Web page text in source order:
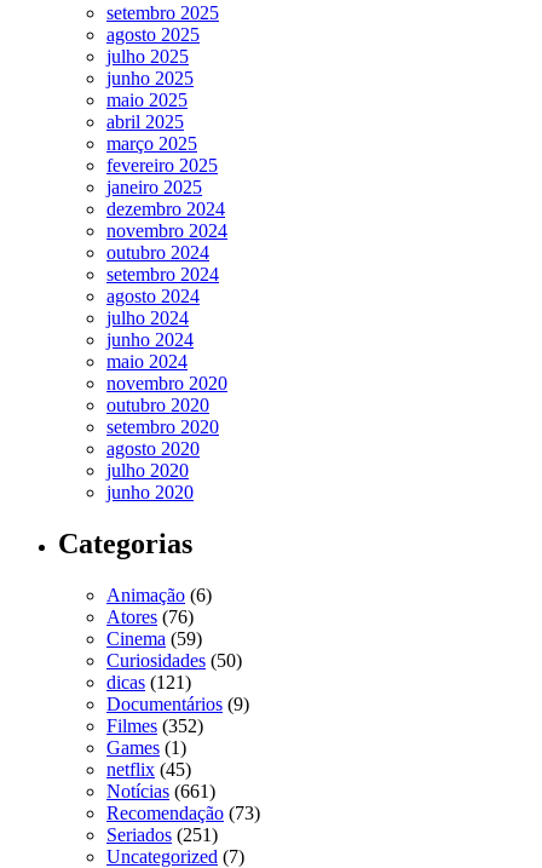
setembro 2025
agosto 2025
julho 2025
junho 2025
maio 2025
abril 2025
março 2025
fevereiro 2025
janeiro 2025
dezembro 2024
novembro 2024
outubro 2024
setembro 2024
agosto 2024
julho 2024
junho 2024
maio 2024
novembro 2020
outubro 2020
setembro 2020
agosto 2020
julho 2020
junho 2020
Categorias
Animação (6)
Atores (76)
Cinema (59)
Curiosidades (50)
dicas (121)
Documentários (9)
Filmes (352)
Games (1)
netflix (45)
Notícias (661)
Recomendação (73)
Seriados (251)
Uncategorized (7)